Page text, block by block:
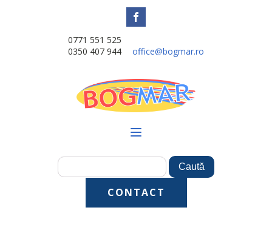
0771 551 525
0350 407 944
office@bogmar.ro
CONTACT